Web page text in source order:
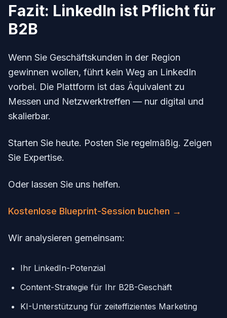
Fazit: LinkedIn ist Pflicht für
B2B
Wenn Sie Geschäftskunden in der Region
gewinnen wollen, führt kein Weg an LinkedIn
vorbei. Die Plattform ist das Äquivalent zu
Messen und Netzwerktreffen — nur digital und
skalierbar.
Starten Sie heute. Posten Sie regelmäßig. Zeigen
Sie Expertise.
Oder lassen Sie uns helfen.
Kostenlose Blueprint-Session buchen →
Wir analysieren gemeinsam:
Ihr LinkedIn-Potenzial
Content-Strategie für Ihr B2B-Geschäft
KI-Unterstützung für zeiteffizientes Marketing